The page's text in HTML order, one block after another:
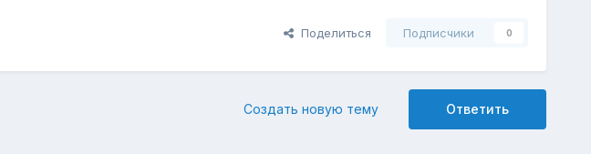
Поделиться Подписчики 0
Ответить
Создать новую тему